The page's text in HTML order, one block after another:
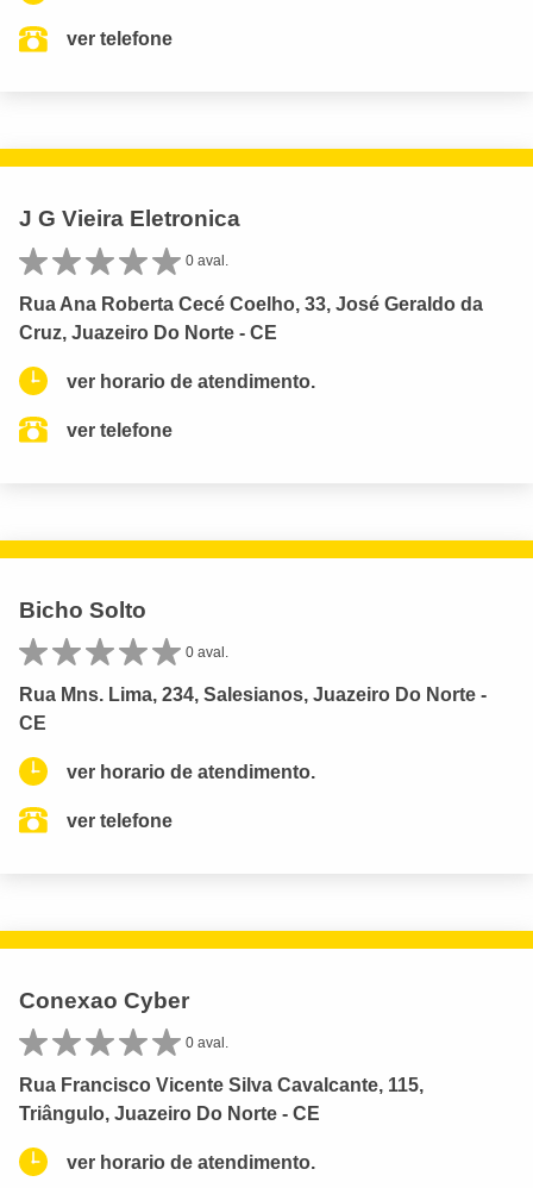
ver telefone
J G Vieira Eletronica
0 aval.
Rua Ana Roberta Cecé Coelho, 33, José Geraldo da
Cruz, Juazeiro Do Norte - CE
ver horario de atendimento.
ver telefone
Bicho Solto
0 aval.
Rua Mns. Lima, 234, Salesianos, Juazeiro Do Norte -
CE
ver horario de atendimento.
ver telefone
Conexao Cyber
0 aval.
Rua Francisco Vicente Silva Cavalcante, 115,
Triângulo, Juazeiro Do Norte - CE
ver horario de atendimento.